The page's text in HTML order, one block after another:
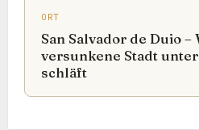
ORT
San Salvador de Duio –
versunkene Stadt
schläft